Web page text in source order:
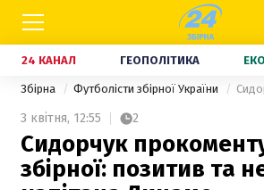
24 КАНАЛ ГЕОПОЛІТИКА
Збірна Футболісти збірної України
3 квітня, 12:55 2
Сидорчук
збірної: позитив та